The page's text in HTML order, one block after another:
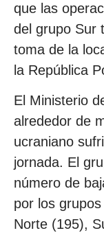
que las
del grupo Sur
toma de la
la República
El Ministerio
alrededor de
ucraniano
jornada. El
número de
por los
Norte (195),